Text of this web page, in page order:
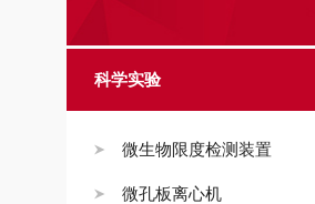
科学实验
微生物限度检测装置
微孔板离心机